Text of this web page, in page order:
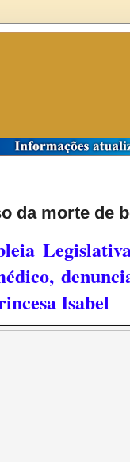
da morte de
Isabel